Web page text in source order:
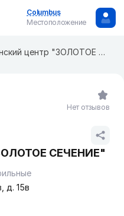
Columbus
Местоположение
Медицинский центр "ЗОЛОТОЕ СЕЧЕНИЕ"
СЕЧЕНИЕ"
д. 15в
Нет отзывов